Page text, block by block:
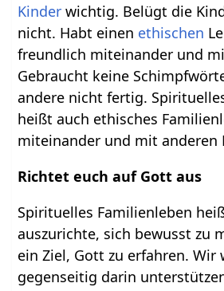
Kinder wichtig. Belügt die
nicht. Habt einen ethischen
freundlich miteinander und
Gebraucht keine
andere nicht fertig.
heißt auch ethisches
miteinander und mit anderen
Richtet euch auf Gott aus
Spirituelles Familienleben
auszurichte, sich bewusst zu
ein Ziel, Gott zu erfahren. Wir
gegenseitig darin